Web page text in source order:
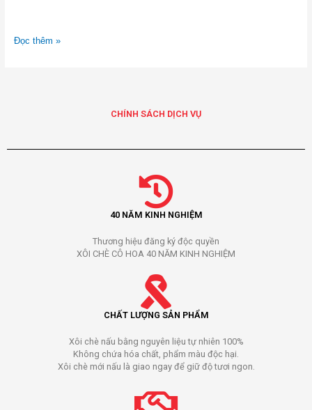
Đọc thêm »
CHÍNH SÁCH DỊCH VỤ
40 NĂM KINH NGHIỆM
Thương hiệu đăng ký độc quyền
XÔI CHÈ CÔ HOA 40 NĂM KINH NGHIỆM
CHẤT LƯỢNG SẢN PHẨM
Xôi chè nấu bằng nguyên liệu tự nhiên 100%
Không chứa hóa chất, phẩm màu độc hại.
Xôi chè mới nấu là giao ngay để giữ độ tươi ngon.